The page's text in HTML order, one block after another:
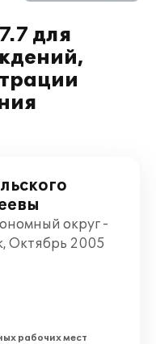
для
округ -
Октябрь 2005
рабочих мест